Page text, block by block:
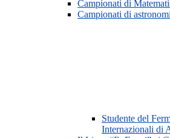
Campionati di
Campionati di
Studente del
Internazionali di